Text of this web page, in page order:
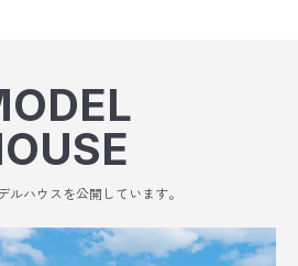
ルハウスを公開しています。